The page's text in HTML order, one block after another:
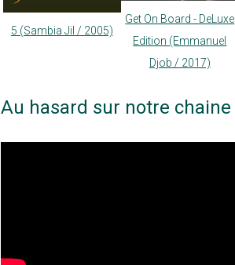
5 (Sambia Jil / 2005)
Get On Board - DeLuxe
Edition (Emmanuel
Djob / 2017)
Au hasard sur notre chaine